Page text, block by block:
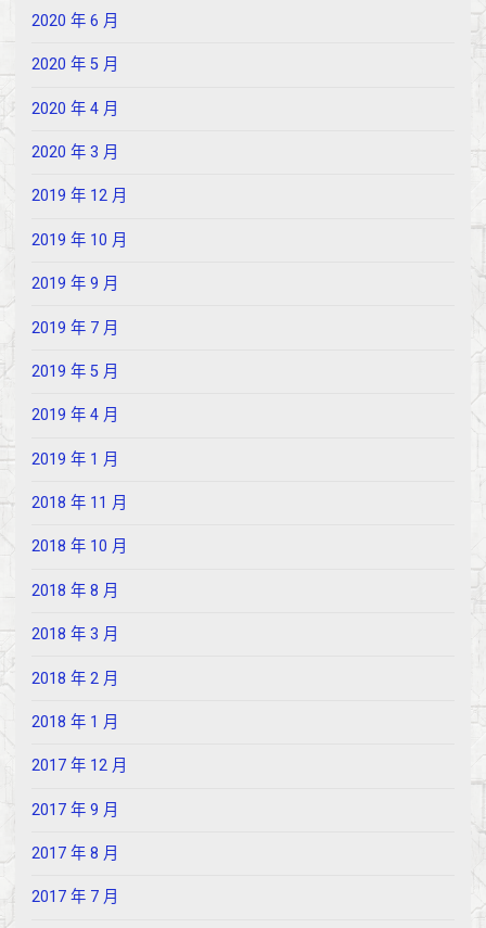
2020 年 6 月
2020 年 5 月
2020 年 4 月
2020 年 3 月
2019 年 12 月
2019 年 10 月
2019 年 9 月
2019 年 7 月
2019 年 5 月
2019 年 4 月
2019 年 1 月
2018 年 11 月
2018 年 10 月
2018 年 8 月
2018 年 3 月
2018 年 2 月
2018 年 1 月
2017 年 12 月
2017 年 9 月
2017 年 8 月
2017 年 7 月